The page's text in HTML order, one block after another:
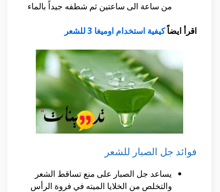
من ساعة الى ساعتين ثم شطفه جيداً بالماء
اقرأ ايضاًكيفية استخدام اوميغا 3 للشعر
فوائد جل الصبار للشعر
يساعد جل الصبار على منع تساقط الشعر
والتخلص من الخلايا الميته في فروة الرأس